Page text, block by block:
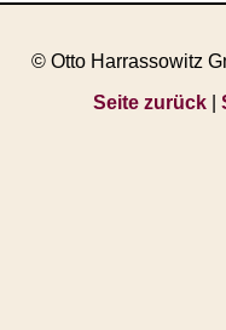
© Otto Harrassowitz
Seite zurück|